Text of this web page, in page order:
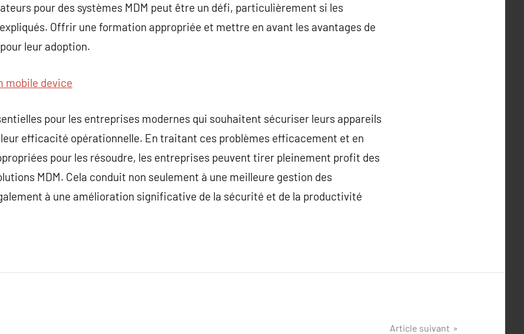
pour des systèmes MDM peut être un défi, particulièrement si les
Offrir une formation appropriée et mettre en avant les avantages de
leur adoption.
mobile device
pour les entreprises modernes qui souhaitent sécuriser leurs appareils
efficacité opérationnelle. En traitant ces problèmes efficacement et en
pour les résoudre, les entreprises peuvent tirer pleinement profit des
MDM. Cela conduit non seulement à une meilleure gestion des
à une amélioration significative de la sécurité et de la productivité
Article suivant